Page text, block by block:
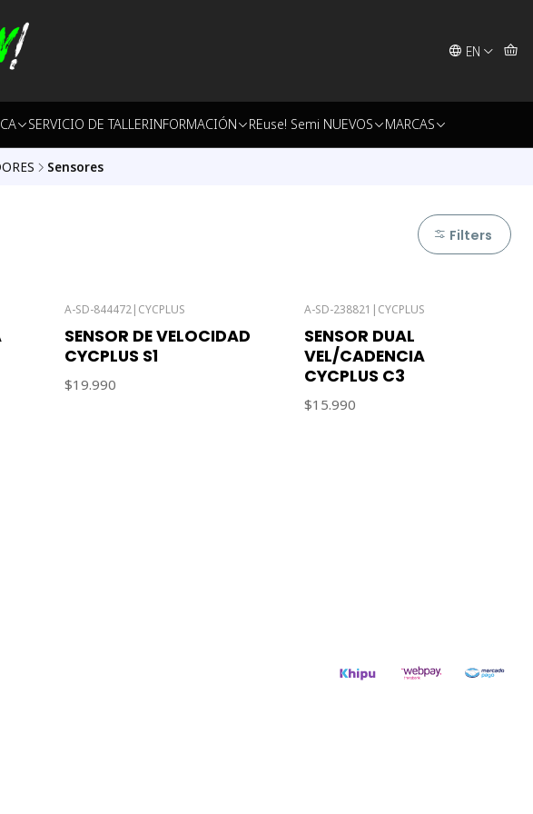
EN
SERVICIO DE TALLERINFORMACIÓN REuse! Semi NUEVOS MARCAS
Sensores
Filters
A-SD-844472| CYCPLUS
SENSOR DE VELOCIDAD
CYCPLUS S1
$19.990
A-SD-238821 | CYCPLUS
SENSOR DUAL
VEL/CADENCIA
CYCPLUS C3
$15.990